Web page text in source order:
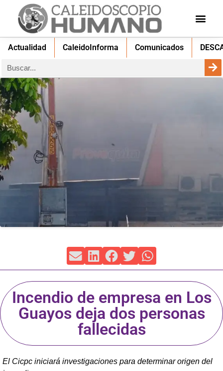
Actualidad CaleidoInforma Comunicados
Incendio de empresa en Los
Guayos deja dos personas
fallecidas
El Cicpc iniciará investigaciones para determinar origen del